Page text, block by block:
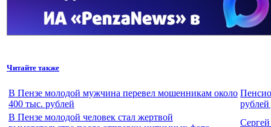
Читайте также
В Пензе молодой мужчина перевел мошенникам около
400 тыс. рублей
рублей
В Пензе молодой человек стал жертвой